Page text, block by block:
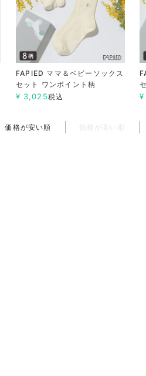
FAPIED ママ＆ベビーソックス
セット ワンポイント柄
¥ 3,025税込 ¥
価格が安い順 価格が高い順